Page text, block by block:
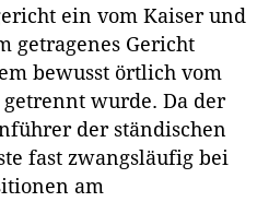
ein vom Kaiser und
getragenes Gericht
bewusst örtlich vom
wurde. Da der
der ständischen
fast zwangsläufig bei
am